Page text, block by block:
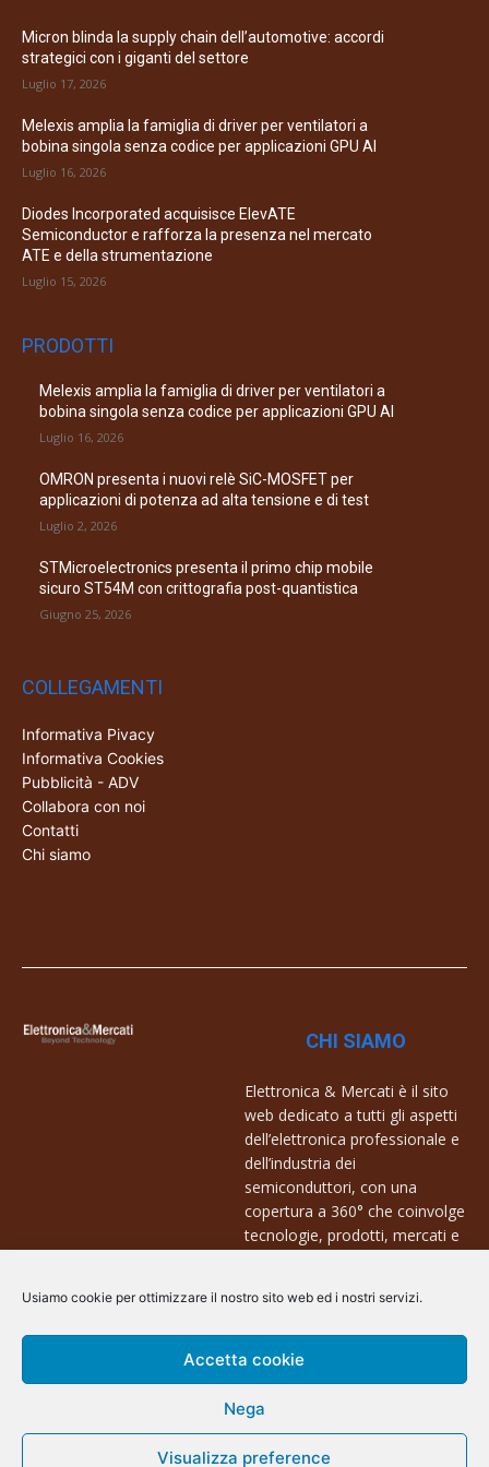
Usiamo cookie per ottimizzare il nostro sito web ed i nostri servizi.
Accetta cookie
Nega
Visualizza preference
Micron blinda la supply chain dell’automotive: accordi
strategici con i giganti del settore
Luglio 17, 2026
Melexis amplia la famiglia di driver per ventilatori a
bobina singola senza codice per applicazioni GPU AI
Luglio 16, 2026
Diodes Incorporated acquisisce ElevATE
Semiconductor e rafforza la presenza nel mercato
ATE e della strumentazione
Luglio 15, 2026
PRODOTTI
Melexis amplia la famiglia di driver per ventilatori a
bobina singola senza codice per applicazioni GPU AI
Luglio 16, 2026
OMRON presenta i nuovi relè SiC-MOSFET per
applicazioni di potenza ad alta tensione e di test
Luglio 2, 2026
STMicroelectronics presenta il primo chip mobile
sicuro ST54M con crittografia post-quantistica
Giugno 25, 2026
COLLEGAMENTI
Informativa Pivacy
Informativa Cookies
Pubblicità - ADV
Collabora con noi
Contatti
Chi siamo
CHI SIAMO
Elettronica & Mercati è il sito
web dedicato a tutti gli aspetti
dell’elettronica professionale e
dell’industria dei
semiconduttori, con una
copertura a 360° che coinvolge
tecnologie, prodotti, mercati e
Contatti:
info@arscommunication.it
@ArsCommunication 2023